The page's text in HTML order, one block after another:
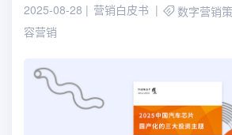
2025-08-28 营销白皮书 数字营销
容营销